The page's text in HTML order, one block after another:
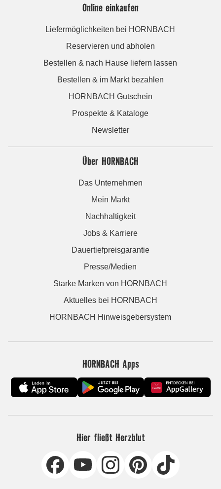
Online einkaufen
Liefermöglichkeiten bei HORNBACH
Reservieren und abholen
Bestellen & nach Hause liefern lassen
Bestellen & im Markt bezahlen
HORNBACH Gutschein
Prospekte & Kataloge
Newsletter
Über HORNBACH
Das Unternehmen
Mein Markt
Nachhaltigkeit
Jobs & Karriere
Dauertiefpreisgarantie
Presse/Medien
Starke Marken von HORNBACH
Aktuelles bei HORNBACH
HORNBACH Hinweisgebersystem
HORNBACH Apps
Hier fließt Herzblut